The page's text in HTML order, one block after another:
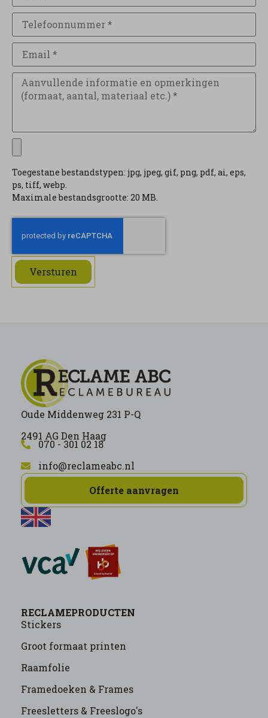
Toegestane bestandstypen: jpg, jpeg, gif, png, pdf, ai, eps,
ps, tiff, webp.
Maximale bestandsgrootte: 20 MB.
Versturen
Oude Middenweg 231 P-Q
2491 AG Den Haag
070 - 301 02 18
info@reclameabc.nl
Offerte aanvragen
RECLAMEPRODUCTEN
Stickers
Groot formaat printen
Raamfolie
Framedoeken & Frames
Freesletters & Freeslogo's